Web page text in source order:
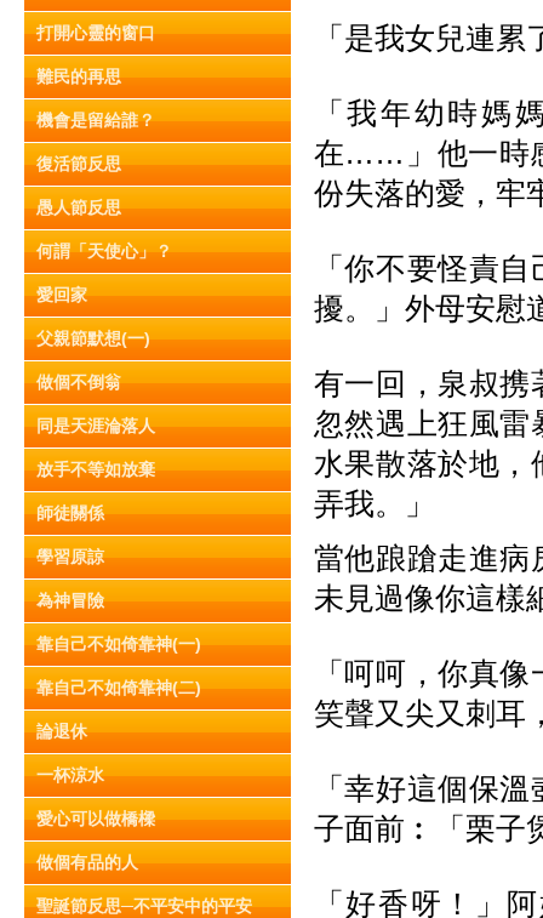
打開心靈的窗口
難民的再思
機會是留給誰？
復活節反思
愚人節反思
何謂「天使心」？
愛回家
父親節默想(一)
做個不倒翁
同是天涯淪落人
放手不等如放棄
師徒關係
學習原諒
為神冒險
靠自己不如倚靠神(一)
靠自己不如倚靠神(二)
論退休
一杯涼水
愛心可以做橋樑
做個有品的人
聖誕節反思─不平安中的平安
「是我女兒連
「我年幼時媽
在……」他一時
份失落的愛，牢
「你不要怪責
擾。」外母安慰
有一回，泉叔携
忽然遇上狂風雷
水果散落於地，
弄我。」
當他踉蹌走進病
未見過像你這樣
「呵呵，你真
笑聲又尖又刺耳
「幸好這個保
子面前︰「栗子
「好香呀！」